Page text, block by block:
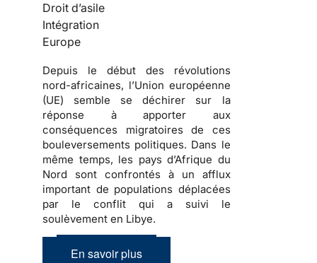
Droit d’asile
Intégration
Europe
Depuis le début des révolutions
nord-africaines, l’Union européenne
(UE) semble se déchirer sur la
réponse à apporter aux
conséquences migratoires de ces
bouleversements politiques. Dans le
même temps, les pays d’Afrique du
Nord sont confrontés à un afflux
important de populations déplacées
par le conflit qui a suivi le
soulèvement en Libye.
En savoir plus